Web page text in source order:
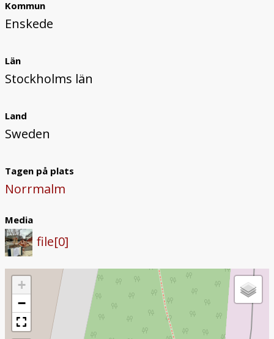
Kommun
Enskede
Län
Stockholms län
Land
Sweden
Tagen på plats
Norrmalm
Media
file[0]
+
−